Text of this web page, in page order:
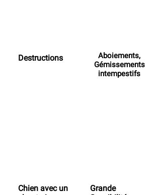
Destructions
Aboiements,
Gémissements
intempestifs
Chien avec un
Grande